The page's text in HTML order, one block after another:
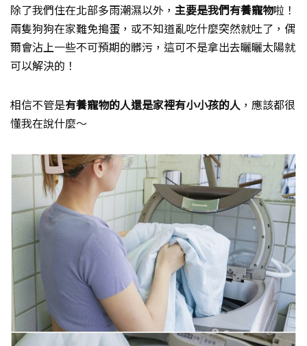
除了我們住在北部多雨潮濕以外， 主要是我們有養寵物啦！
兩隻狗狗在家難免搗蛋，或不知道亂吃什麼突然就吐了，偶
爾會沾上一些不可預期的髒污，這可不是拿出去曬曬太陽就
可以解決的！
相信不管是有養寵物的人還是家裡有小小孩的人 ，應該都很
懂我在說什麼～